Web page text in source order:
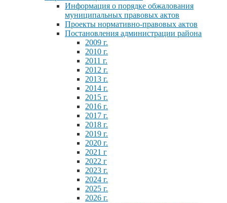
Информация о порядке обжалования
муниципальных правовых актов
Проекты нормативно-правовых актов
Постановления администрации района
2009 г.
2010 г.
2011 г.
2012 г.
2013 г.
2014 г.
2015 г.
2016 г.
2017 г.
2018 г.
2019 г.
2020 г.
2021 г
2022 г
2023 г.
2024 г.
2025 г.
2026 г.